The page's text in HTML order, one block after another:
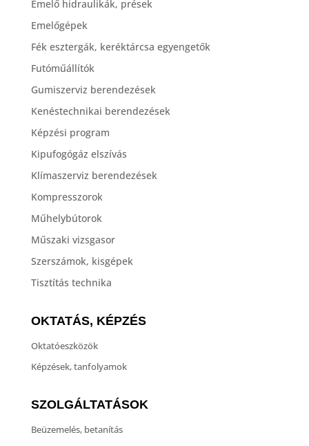
Emelő hidraulikák, prések
Emelőgépek
Fék esztergák, keréktárcsa egyengetők
Futóműállítók
Gumiszerviz berendezések
Kenéstechnikai berendezések
Képzési program
Kipufogógáz elszívás
Klímaszerviz berendezések
Kompresszorok
Műhelybútorok
Műszaki vizsgasor
Szerszámok, kisgépek
Tisztítás technika
OKTATÁS, KÉPZÉS
Oktatóeszközök
Képzések, tanfolyamok
SZOLGÁLTATÁSOK
Beüzemelés, betanítás